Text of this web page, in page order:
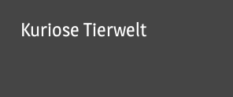
InhaltKuriose Tierwelt